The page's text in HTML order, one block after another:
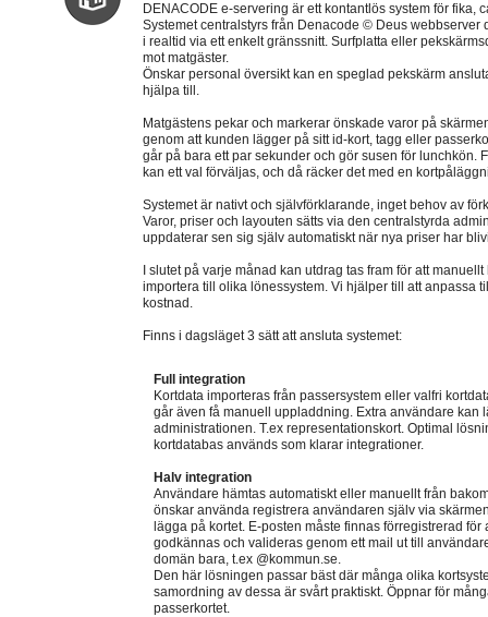
DENACODE e-servering är ett kontantlös system för fika,
Systemet centralstyrs från Denacode © Deus webbserver
i realtid via ett enkelt gränssnitt. Surfplatta eller
mot matgäster.
Önskar personal översikt kan en speglad pekskärm
hjälpa till.
Matgästens pekar och markerar önskade varor på
genom att kunden lägger på sitt id-kort, tagg eller
går på bara ett par sekunder och gör susen för lunchkön.
kan ett val förväljas, och då räcker det med en
Systemet är nativt och självförklarande, inget behov av
Varor, priser och layouten sätts via den centralstyrda
uppdaterar sen sig själv automatiskt när nya priser har
I slutet på varje månad kan utdrag tas fram för att
importera till olika lönessystem. Vi hjälper till att anpassa
kostnad.
Finns i dagsläget 3 sätt att ansluta systemet:
Full integration
Kortdata importeras från passersystem eller valfri
går även få manuell uppladdning. Extra användare kan
administrationen. T.ex representationskort. Optimal
kortdatabas används som klarar integrationer.
Halv integration
Användare hämtas automatiskt eller manuellt från
önskar använda registrera användaren själv via
lägga på kortet. E-posten måste finnas förregistrerad för
godkännas och valideras genom ett mail ut till
domän bara, t.ex @kommun.se.
Den här lösningen passar bäst där många olika
samordning av dessa är svårt praktiskt. Öppnar för
passerkortet.